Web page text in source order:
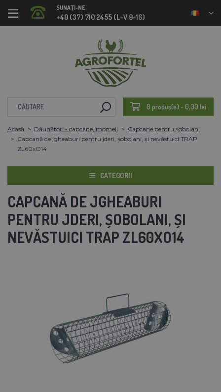
SUNAȚI-NE
+40 (37) 710 2455 (L-V 9-16)
0 produs(e) - 0,00 lei
Acasă Dăunători - capcane, momeli
Capcane pentru șobolani
Capcană de jgheaburi pentru jderi, șobolani, și nevăstuici TRAP
ZL60xO14
CATEGORII
CAPCANĂ DE JGHEABURI
PENTRU JDERI, ȘOBOLANI, ȘI
NEVĂSTUICI TRAP ZL60XO14